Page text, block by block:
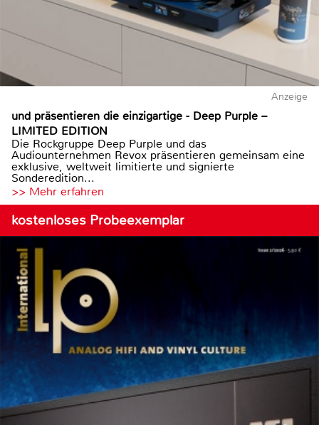
Anzeige
und präsentieren die einzigartige - Deep Purple –
LIMITED EDITION
Die Rockgruppe Deep Purple und das
Audiounternehmen Revox präsentieren gemeinsam eine
exklusive, weltweit limitierte und signierte
Sonderedition...
>> Mehr erfahren
kostenloses Probeexemplar